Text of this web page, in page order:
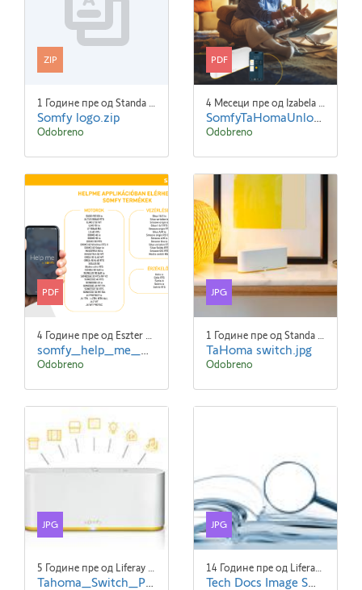
ZIP
1 Године пре од Standa Blaha
Somfy logo.zip
Odobreno
PDF
4 Месеци пре од Izabela Gwozdzik
SomfyTaHomaUnlock-B2C-Brochure A4 SR 3.pdf
Odobreno
PDF
4 Године пре од Eszter NYÚZÓ Eszter NYÚZÓ
somfy_help_me_web_2021.pdf
Odobreno
JPG
1 Године пре од Standa Blaha
TaHoma switch.jpg
Odobreno
JPG
5 Године пре од Liferay Admin Liferay Admin
Tahoma_Switch_Picto.jpg
JPG
14 Године пре од Liferay Admin Liferay Admin
Tech Docs Image Small